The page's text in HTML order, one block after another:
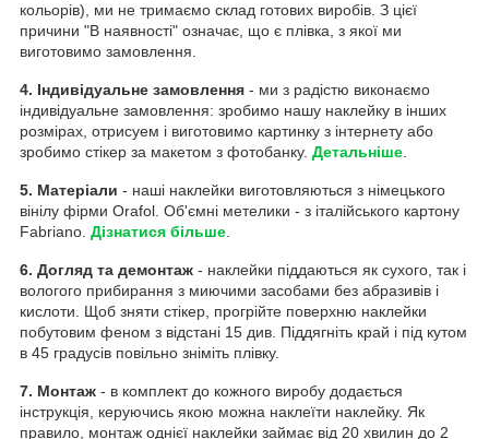
кольорів), ми не тримаємо склад готових виробів. З цієї
причини "В наявності" означає, що є плівка, з якої ми
виготовимо замовлення.
4. Індивідуальне замовлення - ми з радістю виконаємо
індивідуальне замовлення: зробимо нашу наклейку в інших
розмірах, отрисуем і виготовимо картинку з інтернету або
зробимо стікер за макетом з фотобанку. Детальніше.
5. Матеріали - наші наклейки виготовляються з німецького
вінілу фірми Orafol. Об'ємні метелики - з італійського картону
Fabriano. Дізнатися більше.
6. Догляд та демонтаж - наклейки піддаються як сухого, так і
вологого прибирання з миючими засобами без абразивів і
кислоти. Щоб зняти стікер, прогрійте поверхню наклейки
побутовим феном з відстані 15 див. Піддягніть край і під кутом
в 45 градусів повільно зніміть плівку.
7. Монтаж - в комплект до кожного виробу додається
інструкція, керуючись якою можна наклеїти наклейку. Як
правило, монтаж однієї наклейки займає від 20 хвилин до 2